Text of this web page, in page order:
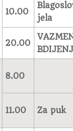
10.00
jela
20.00
8.00
11.00 Za puk